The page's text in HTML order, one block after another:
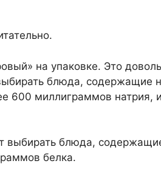
на упаковке. Это
блюда, содержащие
600 миллиграммов натрия,
выбирать блюда,
белка.